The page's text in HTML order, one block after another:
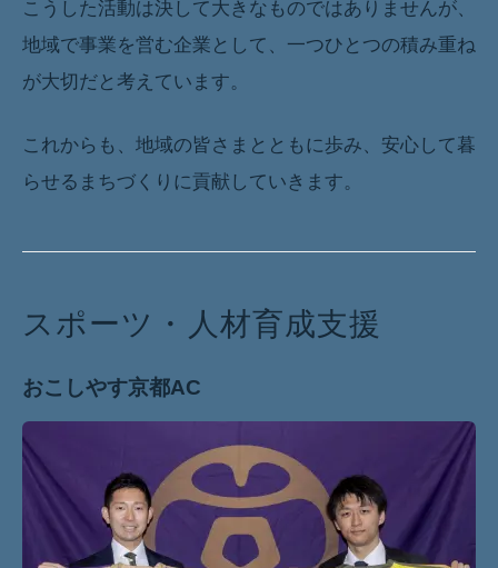
こうした活動は決して大きなものではありませんが、
地域で事業を営む企業として、一つひとつの積み重ね
が大切だと考えています。
これからも、地域の皆さまとともに歩み、安心して暮
らせるまちづくりに貢献していきます。
スポーツ・人材育成支援
おこしやす京都AC